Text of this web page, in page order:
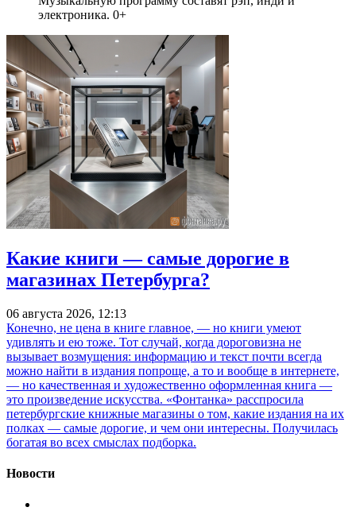
электроника. 0+
Какие книги — самые дорогие в
магазинах Петербурга?
06 августа 2026, 12:13
Конечно, не цена в книге главное, — но книги умеют
удивлять и ею тоже. Тот случай, когда дороговизна не
вызывает возмущения: информацию и текст почти всегда
можно найти в издания попроще, а то и вообще в интернете,
— но качественная и художественно оформленная книга —
это произведение искусства. «Фонтанка» расспросила
петербургские книжные магазины о том, какие издания на их
полках — самые дорогие, и чем они интересны. Получилась
богатая во всех смыслах подборка.
Новости